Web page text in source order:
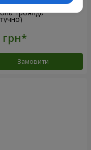
троянда
Замовити